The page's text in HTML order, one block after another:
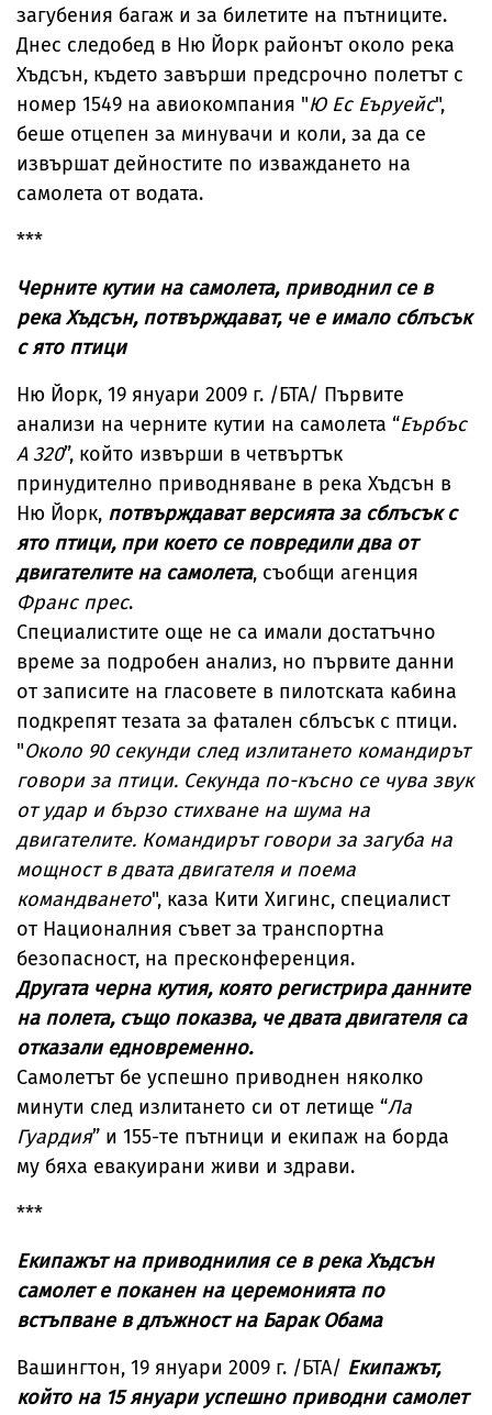
загубения багаж и за билетите на пътниците.
Днес следобед в Ню Йорк районът около река
Хъдсън, където завърши предсрочно полетът с
номер 1549 на авиокомпания "Ю Ес Еъруейс",
беше отцепен за минувачи и коли, за да се
извършат дейностите по изваждането на
самолета от водата.
***
Черните кутии на самолета, приводнил се в
река Хъдсън, потвърждават, че е имало сблъсък
с ято птици
Ню Йорк, 19 януари 2009 г. /БТА/ Първите
анализи на черните кутии на самолета “Еърбъс
А 320”, който извърши в четвъртък
принудително приводняване в река Хъдсън в
Ню Йорк, потвърждават версията за сблъсък с
ято птици, при което се повредили два от
двигателите на самолета, съобщи агенция
Франс прес.
Специалистите още не са имали достатъчно
време за подробен анализ, но първите данни
от записите на гласовете в пилотската кабина
подкрепят тезата за фатален сблъсък с птици.
"Около 90 секунди след излитането командирът
говори за птици. Секунда по-късно се чува звук
от удар и бързо стихване на шума на
двигателите. Командирът говори за загуба на
мощност в двата двигателя и поема
командването", каза Кити Хигинс, специалист
от Националния съвет за транспортна
безопасност, на пресконференция.
Другата черна кутия, която регистрира данните
на полета, също показва, че двата двигателя са
отказали едновременно.
Самолетът бе успешно приводнен няколко
минути след излитането си от летище “Ла
Гуардия” и 155-те пътници и екипаж на борда
му бяха евакуирани живи и здрави.
***
Екипажът на приводнилия се в река Хъдсън
самолет е поканен на церемонията по
встъпване в длъжност на Барак Обама
Вашингтон, 19 януари 2009 г. /БТА/ Екипажът,
който на 15 януари успешно приводни самолет